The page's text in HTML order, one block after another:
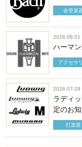
金管楽
2026.08.01
ハーマ
アクセサ
2026.07.29
ラディ
定のお
打楽器